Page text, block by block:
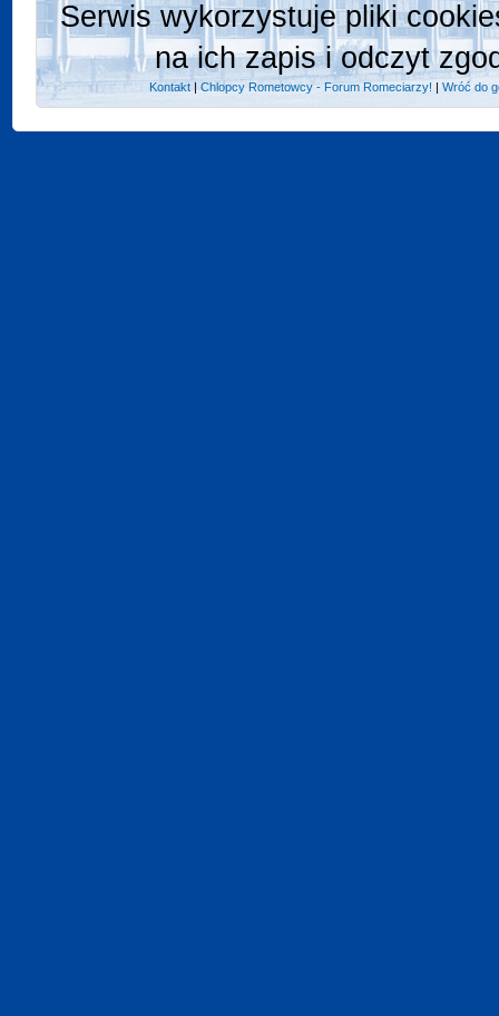
Serwis wykorzystuje pliki
na ich zapis i odczyt
Kontakt |Chlopcy Rometowcy - Forum Romeciarzy! |Wróć do